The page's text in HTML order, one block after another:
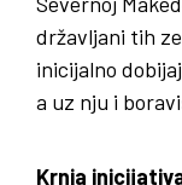
državljani tih
inicijalno
a uz nju i
Krnja